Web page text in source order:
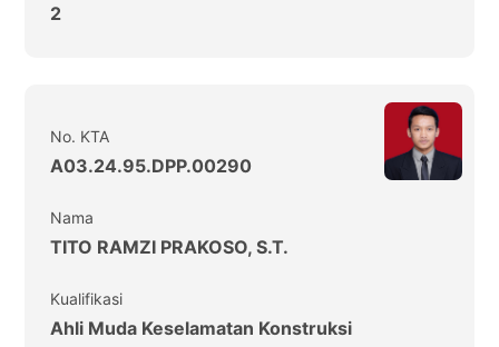
2
No. KTA
A03.24.95.DPP.00290
Nama
TITO RAMZI PRAKOSO, S.T.
Kualifikasi
Ahli Muda Keselamatan Konstruksi